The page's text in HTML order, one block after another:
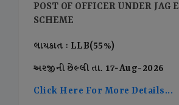
POST OF OFFICER UNDER JAG
SCHEME
લાયકાત : LLB(55%)
અરજીની છેલ્લી તા. 17-Aug-2026
Click Here For More Details...